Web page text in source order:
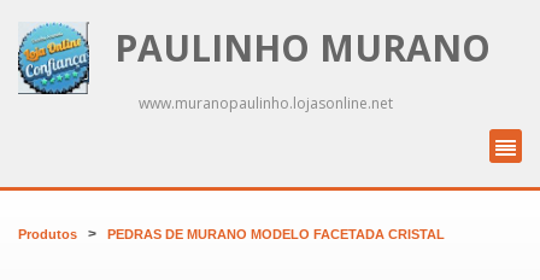
PAULINHO MURANO
www.muranopaulinho.lojasonline.net
Produtos > PEDRAS DE MURANO MODELO FACETADA CRISTAL